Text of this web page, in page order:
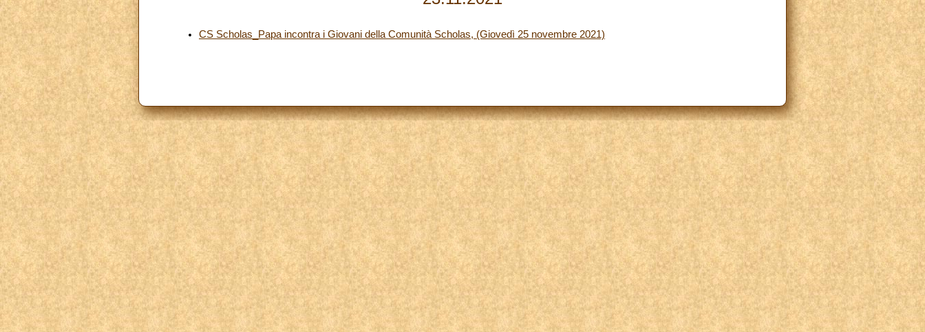
CS Scholas_Papa incontra i Giovani della Comunità Scholas, (Giovedì 25 novembre 2021)